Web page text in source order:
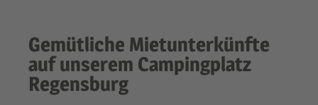
Gemütliche Mietunterkünfte
auf unserem Campingplatz
Regensburg